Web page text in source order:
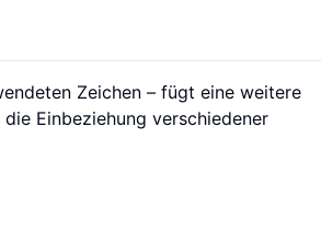
Zeichen – fügt eine weitere
die Einbeziehung verschiedener